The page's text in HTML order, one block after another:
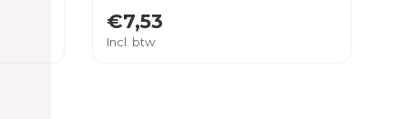
€7,53
Incl. btw